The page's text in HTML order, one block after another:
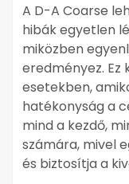
A D-A Coarse
hibák egyetlen
miközben
eredményez. Ez
esetekben,
hatékonyság a
mind a kezdő,
számára, mivel
és biztosítja a